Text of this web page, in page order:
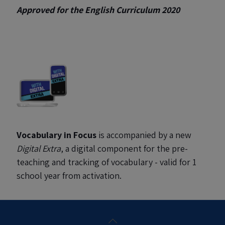
Approved for the English Curriculum 2020
Vocabulary in Focus is accompanied by a new
Digital Extra, a digital component for the pre-
teaching and tracking of vocabulary - valid for 1
school year from activation.